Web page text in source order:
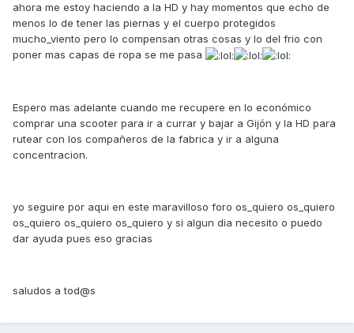
ahora me estoy haciendo a la HD y hay momentos que echo de
menos lo de tener las piernas y el cuerpo protegidos
mucho_viento pero lo compensan otras cosas y lo del frio con
poner mas capas de ropa se me pasa
Espero mas adelante cuando me recupere en lo económico
comprar una scooter para ir a currar y bajar a Gijón y la HD para
rutear con los compañeros de la fabrica y ir a alguna
concentracion.
yo seguire por aqui en este maravilloso foro os_quiero os_quiero
os_quiero os_quiero os_quiero y si algun dia necesito o puedo
dar ayuda pues eso gracias
saludos a tod@s